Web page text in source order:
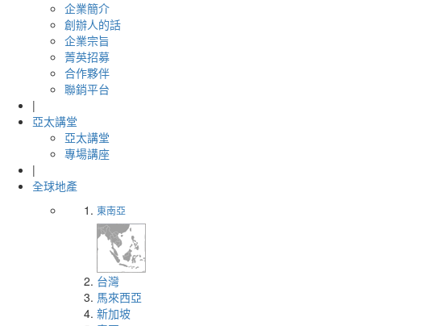
企業簡介
創辦人的話
企業宗旨
菁英招募
合作夥伴
聯銷平台
|
亞太講堂
亞太講堂
專場講座
|
全球地產
東南亞
台灣
馬來西亞
新加坡